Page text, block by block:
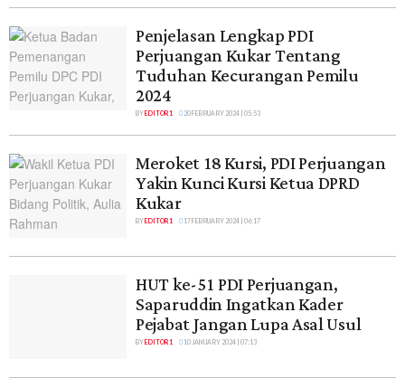
Penjelasan Lengkap PDI
Perjuangan Kukar Tentang
Tuduhan Kecurangan Pemilu
2024
BY EDITOR 1 20 FEBRUARY 2024 | 05:53
Meroket 18 Kursi, PDI Perjuangan
Yakin Kunci Kursi Ketua DPRD
Kukar
BY EDITOR 1 17 FEBRUARY 2024 | 06:17
HUT ke-51 PDI Perjuangan,
Saparuddin Ingatkan Kader
Pejabat Jangan Lupa Asal Usul
BYEDITOR 1 10 JANUARY 2024 | 07:13